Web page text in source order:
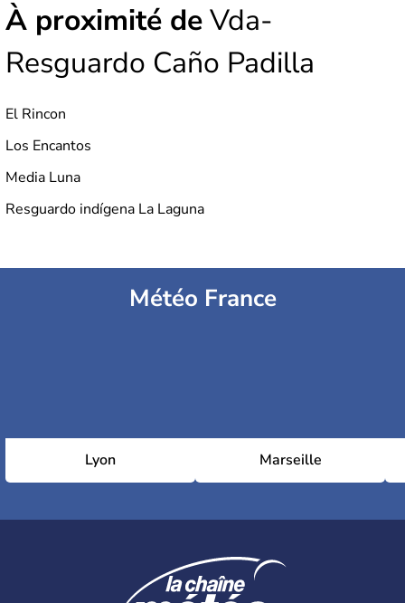
À proximité deVda-
Resguardo Caño Padilla
El Rincon
Los Encantos
Media Luna
Resguardo indígena La Laguna
Météo France
Lyon Marseille